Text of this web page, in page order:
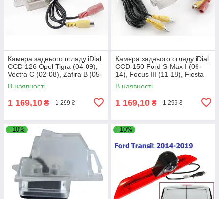
Камера заднього огляду iDial
CCD-126 Opel Tigra (04-09),
Vectra C (02-08), Zafira B (05-
14), Astra (H) (04-10),
В наявності
1 169,10 ₴ 1 299 ₴
Камера заднього огляду iDial
CCD-150 Ford S-Max I (06-
14), Focus III (11-18), Fiesta
(Mk7) (08-17), Mondeo (BA7)
В наявності
1 169,10 ₴ 1 299 ₴
–10% –10%